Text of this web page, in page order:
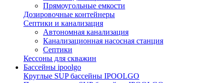
Прямоугольные емкости
Дозировочные контейнеры
Септики и канализация
Автономная канализация
Канализационная насосная станция
Септики
Кессоны для скважин
Бассейны ipoolgo
Круглые SUP бассейны IPOOLGO